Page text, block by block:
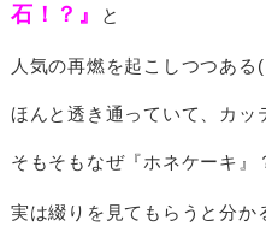
石！？』
と
人気の再燃を起こしつつある
ほんと透き通っていて、カッ
そもそもなぜ『ホネケーキ』
実は綴りを見てもらうと分か